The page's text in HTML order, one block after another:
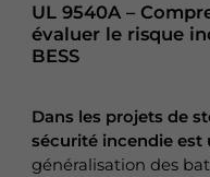
UL 9540A –
évaluer le risque
BESS
Dans les projets de
sécurité incendie est
généralisation des